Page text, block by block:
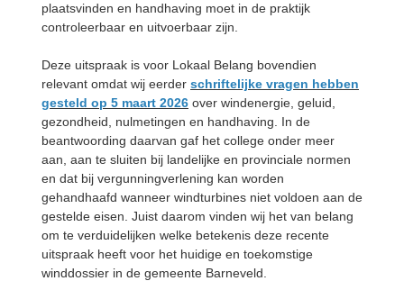
plaatsvinden en handhaving moet in de praktijk
controleerbaar en uitvoerbaar zijn.
Deze uitspraak is voor Lokaal Belang bovendien
relevant omdat wij eerder schriftelijke vragen hebben
gesteld op 5 maart 2026 over windenergie, geluid,
gezondheid, nulmetingen en handhaving. In de
beantwoording daarvan gaf het college onder meer
aan, aan te sluiten bij landelijke en provinciale normen
en dat bij vergunningverlening kan worden
gehandhaafd wanneer windturbines niet voldoen aan de
gestelde eisen. Juist daarom vinden wij het van belang
om te verduidelijken welke betekenis deze recente
uitspraak heeft voor het huidige en toekomstige
winddossier in de gemeente Barneveld.